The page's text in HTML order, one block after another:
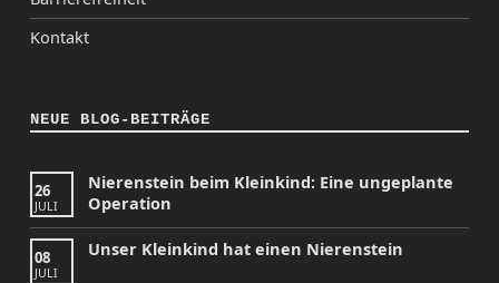
Kontakt
NEUE BLOG-BEITRÄGE
26
JULI
Nierenstein beim Kleinkind: Eine ungeplante
Operation
08
JULI
Unser Kleinkind hat einen Nierenstein